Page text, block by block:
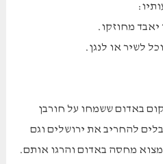
באדום ששמחו על חורבן
להחריב את ירושלים וגם
מחסה באדום והרגו אותם.